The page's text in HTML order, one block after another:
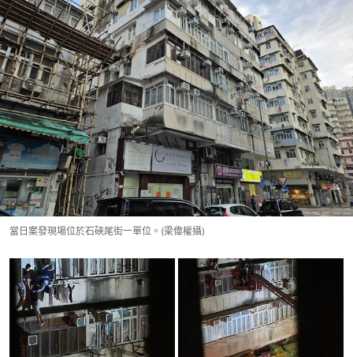
當日案發現場位於石硤尾街一單位。(梁偉權攝)